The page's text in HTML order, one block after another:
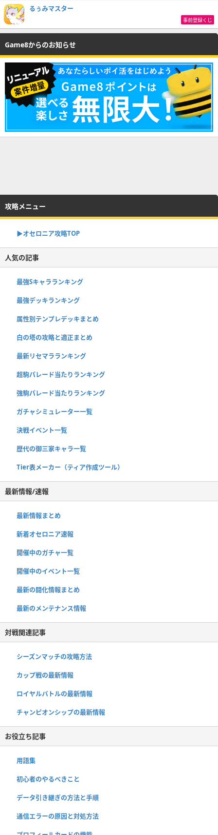
るぅみマスター
事前登録くじ
Game8からのお知らせ
攻略メニュー
▶︎オセロニア攻略TOP
人気の記事
最強Sキャラランキング
最強デッキランキング
属性別テンプレデッキまとめ
白の塔の攻略と適正まとめ
最新リセマラランキング
超駒パレード当たりランキング
強駒パレード当たりランキング
ガチャシミュレーター一覧
決戦イベント一覧
歴代の御三家キャラ一覧
Tier表メーカー（ティア作成ツール）
最新情報/速報
最新情報まとめ
新着オセロニア速報
開催中のガチャ一覧
開催中のイベント一覧
最新の闘化情報まとめ
最新のメンテナンス情報
対戦関連記事
シーズンマッチの攻略方法
カップ戦の最新情報
ロイヤルバトルの最新情報
チャンピオンシップの最新情報
お役立ち記事
用語集
初心者のやるべきこと
データ引き継ぎの方法と手順
通信エラーの原因と対処方法